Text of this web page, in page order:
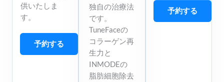
供いたしま
す。
予約する
独自の治療法
です。
TuneFaceの
コラーゲン再
生力と
INMODEの
脂肪細胞除去
予約する